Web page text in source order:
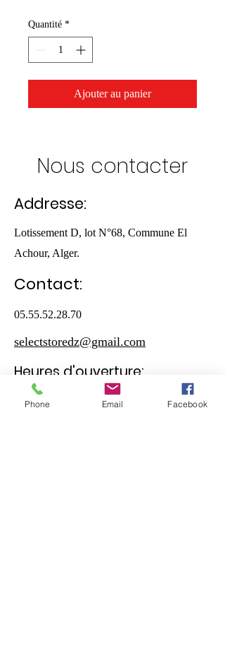
Quantité *
Ajouter au panier
Nous contacter
Addresse:
Lotissement D, lot N°68, Commune El
Achour, Alger.
Contact:
05.55.52.28.70
selectstoredz@gmail.com
Heures d'ouverture:
Samedi - Jeudi 10:30 – 19:00
Phone Email Facebook